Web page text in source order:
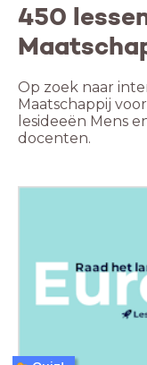
450
Op zoek naar
Maatschappij
lesideeën Mens
docenten.